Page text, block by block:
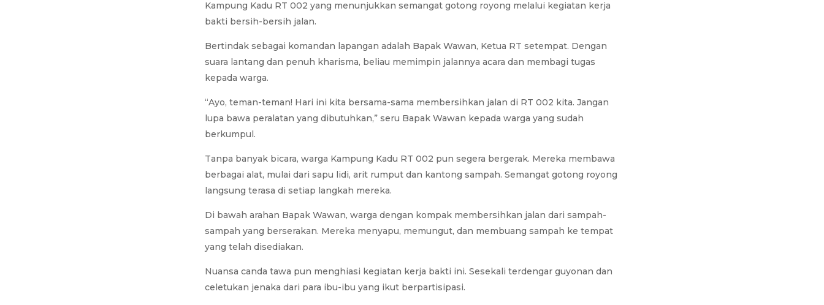
Kampung Kadu RT 002 yang menunjukkan semangat gotong royong melalui kegiatan kerja
bakti bersih-bersih jalan.
Bertindak sebagai komandan lapangan adalah Bapak Wawan, Ketua RT setempat. Dengan
suara lantang dan penuh kharisma, beliau memimpin jalannya acara dan membagi tugas
kepada warga.
“Ayo, teman-teman! Hari ini kita bersama-sama membersihkan jalan di RT 002 kita. Jangan
lupa bawa peralatan yang dibutuhkan,” seru Bapak Wawan kepada warga yang sudah
berkumpul.
Tanpa banyak bicara, warga Kampung Kadu RT 002 pun segera bergerak. Mereka membawa
berbagai alat, mulai dari sapu lidi, arit rumput dan kantong sampah. Semangat gotong royong
langsung terasa di setiap langkah mereka.
Di bawah arahan Bapak Wawan, warga dengan kompak membersihkan jalan dari sampah-
sampah yang berserakan. Mereka menyapu, memungut, dan membuang sampah ke tempat
yang telah disediakan.
Nuansa canda tawa pun menghiasi kegiatan kerja bakti ini. Sesekali terdengar guyonan dan
celetukan jenaka dari para ibu-ibu yang ikut berpartisipasi.